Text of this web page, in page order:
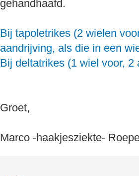
gehandhaafd.
Bij tapoletrikes (2 wielen
aandrijving, als die in een
Bij deltatrikes (1 wiel voor,
Groet,
Marco -haakjesziekte-